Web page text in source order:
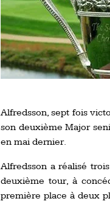
Alfredsson, sept fois
son deuxième Major
en mai dernier.
Alfredsson a réalisé
deuxième tour, à
première place à deux